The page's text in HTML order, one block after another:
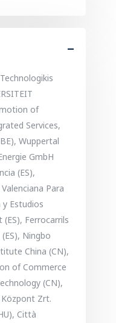
of
Services,
Wuppertal
GmbH
(ES),
Para
Estudios
Ferrocarrils
Ningbo
China (CN),
of Commerce
(CN),
Zrt.
Città